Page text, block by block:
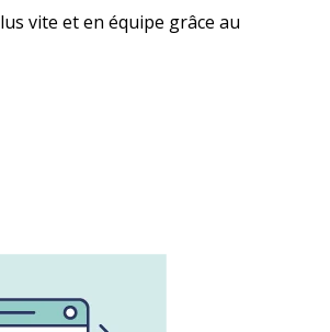
vite et en équipe grâce au